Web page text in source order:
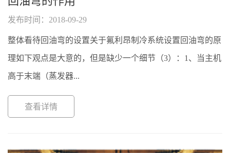
发布时间：2018-09-29
整体看待回油弯的设置关于氟利昂制冷系统设置回油弯的原
理如下观点是大意的，但是缺少一个细节（3）：1、当主机
高于末端（蒸发器...
查看详情